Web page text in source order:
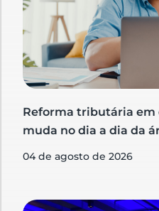
Reforma tributária em
muda no dia a dia da
04 de agosto de 2026